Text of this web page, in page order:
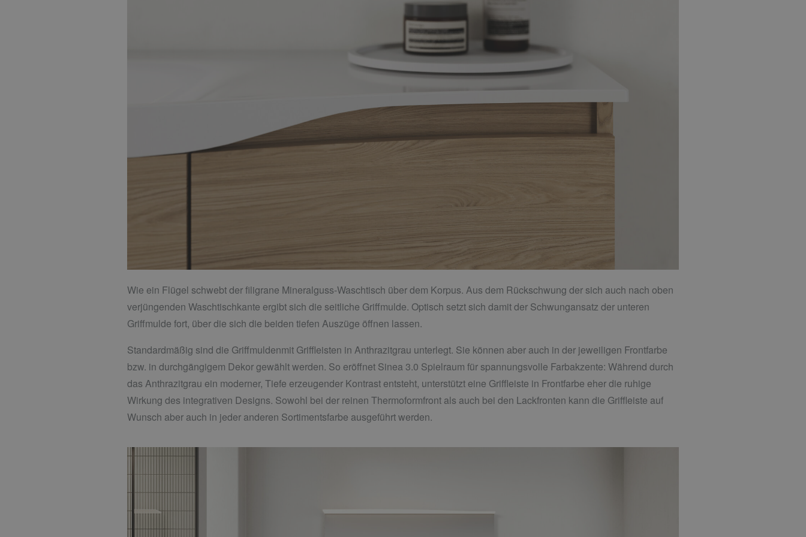
Wie ein Flügel schwebt der filigrane Mineralguss-Waschtisch über dem Korpus. Aus dem Rückschwung der sich auch nach oben
verjüngenden Waschtischkante ergibt sich die seitliche Griffmulde. Optisch setzt sich damit der Schwungansatz der unteren
Griffmulde fort, über die sich die beiden tiefen Auszüge öffnen lassen.
Standardmäßig sind die Griffmuldenmit Griffleisten in Anthrazitgrau unterlegt. Sie können aber auch in der jeweiligen Frontfarbe
bzw. in durchgängigem Dekor gewählt werden. So eröffnet Sinea 3.0 Spielraum für spannungsvolle Farbakzente: Während durch
das Anthrazitgrau ein moderner, Tiefe erzeugender Kontrast entsteht, unterstützt eine Griffleiste in Frontfarbe eher die ruhige
Wirkung des integrativen Designs. Sowohl bei der reinen Thermoformfront als auch bei den Lackfronten kann die Griffleiste auf
Wunsch aber auch in jeder anderen Sortimentsfarbe ausgeführt werden.